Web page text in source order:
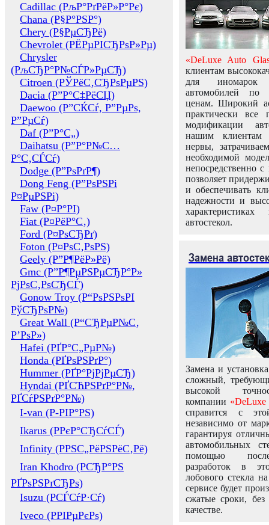
Cadillac (РљР°РґРёР»Р°Рє)
Chana (Р§Р°РЅР°)
Chery (Р§РµСЂРё)
Chevrolet (РЁРµРІСЂРѕР»Рµ)
Chrysler
(РљСЂР°Р№СЃР»РµСЂ)
Citroen (РЎРёС‚СЂРѕРµРЅ)
Dacia (Р”Р°С‡РёСЏ)
Daewoo (Р”СЌСѓ, Р”РµРѕ,
Р”РµСѓ)
Daf (Р”Р°С„)
Daihatsu (Р”Р°Р№С…
Р°С‚СЃСѓ)
Dodge (Р”РѕРґР¶)
Dong Feng (Р”РѕРЅРі
Р¤РµРЅРі)
Faw (Р¤Р°РІ)
Fiat (Р¤РёР°С‚)
Ford (Р¤РѕСЂРґ)
Foton (Р¤РѕС‚РѕРЅ)
Geely (Р”Р¶РёР»Рё)
Gmc (Р”Р¶РµРЅРµСЂР°Р»
РјРѕС‚РѕСЂСЃ)
Gonow Troy (Р“РѕРЅРѕРІ
РўСЂРѕР№)
Great Wall (Р“СЂРµР№С‚
Р’РѕР»)
Hafei (РҐР°С„РµР№)
Honda (РҐРѕРЅРґР°)
Hummer (РҐР°РјРјРµСЂ)
Hyndai (РҐСЋРЅРґР°Р№,
РҐСѓРЅРґР°Р№)
I-van (Р-РІР°РЅ)
Ikarus (РРєР°СЂСѓСЃ)
Infinity (РРЅС„РёРЅРёС‚Рё)
Iran Khodro (РСЂР°РЅ
РҐРѕРЅРґСЂРѕ)
Isuzu (РСЃСѓР·Сѓ)
Iveco (РРІРµРєРѕ)
«DeLuxe Auto
клиентам
для иномарок
автомобилей
ценам. Широкий
практически все
модификации
нашим клиентам
нервы,
необходимой
непосредственно
позволяет
и обеспечивать
надежности и
автостекол.
Замена
Замена и
сложный,
высокой
компании «DeLuxe
справится с
независимо от
гарантируя
автомобильных
помощью
разработок в
лобового стекла
сервисе будет
сжатые сроки,
качестве.